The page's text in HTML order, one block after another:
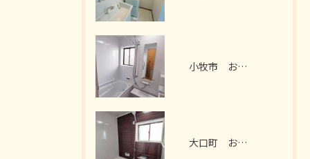
小牧市 お風呂リフォーム I様邸 2026年7月
大口町 お風呂リフォーム M様邸 2026年7月